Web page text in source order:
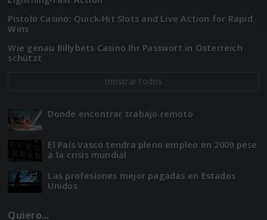
Pistolo Casino: Quick‑Hit Slots and Live Action for Rapid
Wins
Wie genau Billybets Casino Ihr Passwort in Österreich
schützt
mostrar todos
Donde encontrar trabajo remoto
El Paí­­s Vasco tendra pleno empleo en 2009 pese
a la crisis mundial
Las profesiones mejor pagadas en Estados
Unidos
Quiero...